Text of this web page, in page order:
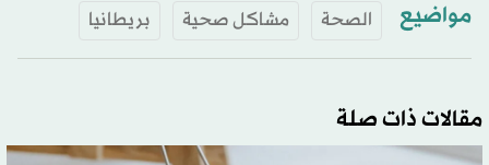
مواضيع الصحة مشاكل صحية بريطانيا
مقالات ذات صلة